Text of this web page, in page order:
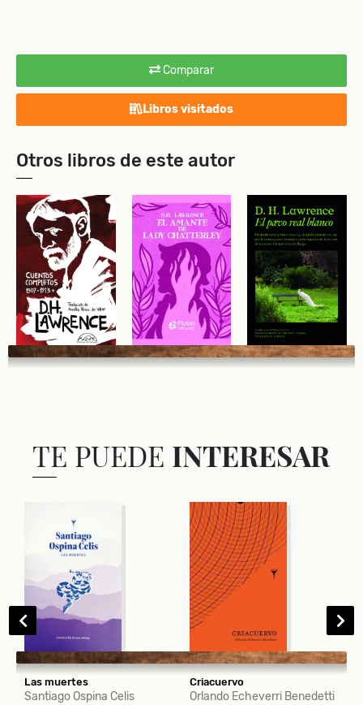
Comparar
Libros visitados
Otros libros de este autor
TE PUEDE INTERESAR
Las muertes
Santiago Ospina Celis
Criacuervo
Orlando Echeverri Benedetti